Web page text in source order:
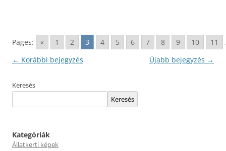
Pages: « 1 2 3 4 5 6 7 8 9 10 11
Bejegyzés
← Korábbi bejegyzés Újabb bejegyzés →
Keresés
Keresés
Kategóriák
Állatkerti képek